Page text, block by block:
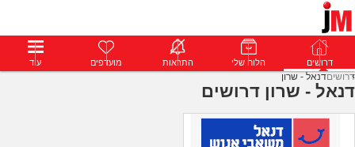
דרושים פרופילים הודעות פרימיום דרושים הלוח שלי התראות מועדפים עוד
דרושיםדנאל - שרון
דנאל - שרון דרושים